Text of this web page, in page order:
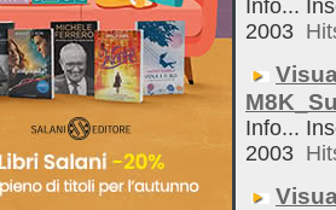
Info...
2003
Info...
2003